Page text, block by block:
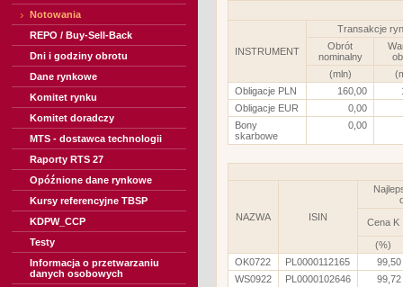
Notowania
REPO / Buy-Sell-Back
Dni i godziny obrotu
Dane rynkowe
Komitet rynku
Komitet doradczy
MTS - dostawca technologii
Raporty RTS 27
Opóźnione dane rynkowe
Kursy referencyjne TBSP
KDPW_CCP
Testy
Informacja o przetwarzaniu
danych osobowych
INSTRUMENT
Transakcje
Obrót
nominalny
(mln)
Obligacje PLN
160,00
Obligacje EUR
0,00
Bony
skarbowe
0,00
NAZWA ISIN Cena K
(%)
OK0722
PL0000112165
99,50
WS0922
PL0000102646
99,72